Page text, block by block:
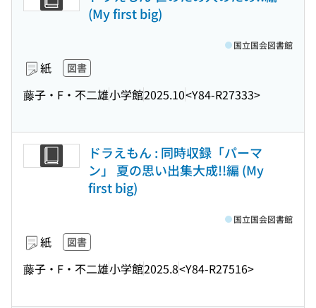
(My first big)
紙 図書
藤子・F・不二雄小学館2025.10<Y84-R27333>
国立国会図書館
ドラえもん : 同時収録「パーマ
ン」 夏の思い出集大成!!編 (My
first big)
紙 図書
藤子・F・不二雄小学館2025.8<Y84-R27516>
国立国会図書館